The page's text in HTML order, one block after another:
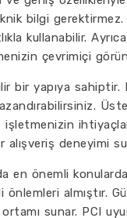
bilgi
kullanabilir.
çevrimiçi
bir yapıya sahiptir.
deneyimi
en önemli
almıştır.
ortamı sunar. PCI